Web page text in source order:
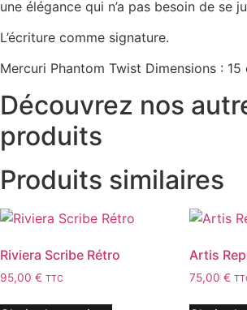
une élégance qui n’a pas besoin de se
L’écriture comme signature.
Mercuri Phantom Twist Dimensions : 15
Découvrez nos
produits
Produits similaires
Riviera Scribe Rétro
95,00 € TTC
Artis
75,00 €